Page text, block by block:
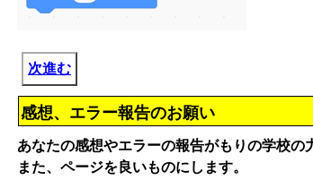
次進む
感想、エラー報告のお願い
あなたの感想やエラーの報告がもりの学校の
また、ページを良いものにします。